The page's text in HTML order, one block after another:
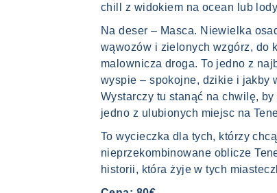
chill z widokiem na ocean lub
Na deser – Masca. Niewielka
wąwozów i zielonych wzgórz, do
malownicza droga. To jedno z
wyspie – spokojne, dzikie i jakby
Wystarczy tu stanąć na chwilę,
jedno z ulubionych miejsc na
To wycieczka dla tych, którzy
nieprzekombinowane oblicze
historii, która żyje w tych